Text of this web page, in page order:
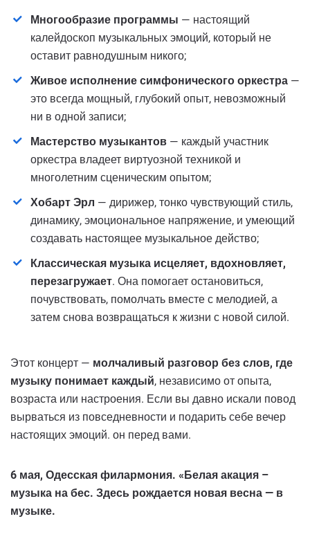
Многообразие программы — настоящий
калейдоскоп музыкальных эмоций, который не
оставит равнодушным никого;
Живое исполнение симфонического оркестра —
это всегда мощный, глубокий опыт, невозможный
ни в одной записи;
Мастерство музыкантов — каждый участник
оркестра владеет виртуозной техникой и
многолетним сценическим опытом;
Хобарт Эрл — дирижер, тонко чувствующий стиль,
динамику, эмоциональное напряжение, и умеющий
создавать настоящее музыкальное действо;
Классическая музыка исцеляет, вдохновляет,
перезагружает. Она помогает остановиться,
почувствовать, помолчать вместе с мелодией, а
затем снова возвращаться к жизни с новой силой.
Этот концерт — молчаливый разговор без слов, где
музыку понимает каждый, независимо от опыта,
возраста или настроения. Если вы давно искали повод
вырваться из повседневности и подарить себе вечер
настоящих эмоций. он перед вами.
6 мая, Одесская филармония. «Белая акация –
музыка на бес. Здесь рождается новая весна — в
музыке.